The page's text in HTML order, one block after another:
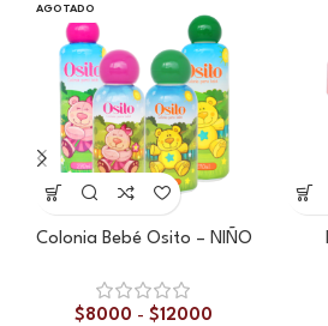
AGOTADO
Colonia Bebé Osito – NIÑO
$8000 - $12000